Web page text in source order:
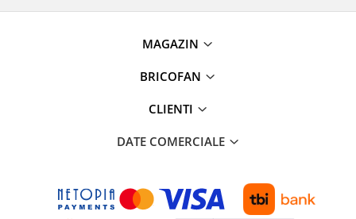
Articole si accesorii pentru baie
Baterii electrice
Baterii lavoar
MAGAZIN
BRICOFAN
CLIENTI
DATE COMERCIALE